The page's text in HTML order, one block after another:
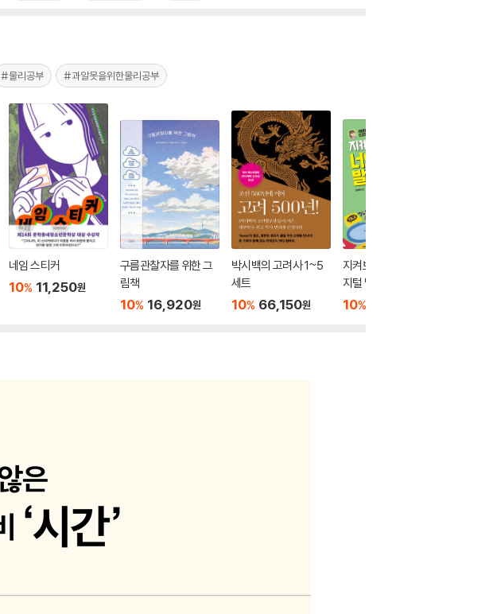
#물리공부 #과알못을위한물리공부
네임 스티커
10% 11,250원
구름관찰자를 위한 그
림책
10% 16,920원
박시백의 고려사 1~5
세트
10% 66,150원
지켜보고 있다! 너의 디
지털 발자국
10%